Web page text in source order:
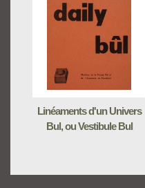
Linéaments d'un Univers
Bul, ou Vestibule Bul